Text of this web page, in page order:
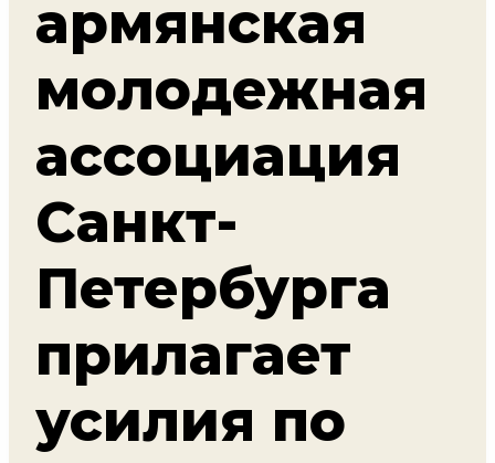
армянская
молодежная
ассоциация
Санкт-
Петербурга
прилагает
усилия по